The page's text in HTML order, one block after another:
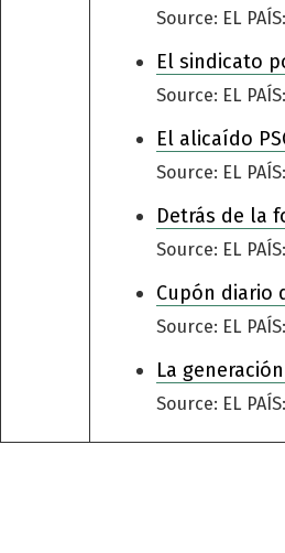
Source: EL
El sindicato
Source: EL
El alicaído
Source: EL
Detrás de la
Source: EL
Cupón diario
Source: EL
La
Source: EL